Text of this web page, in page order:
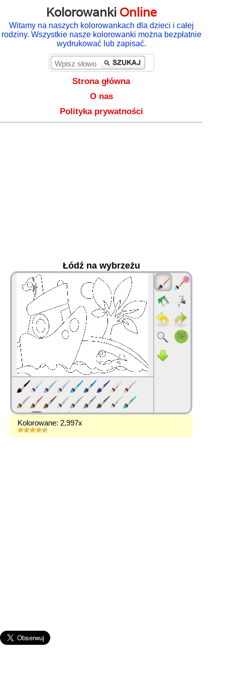
Kolorowanki Online
Witamy na naszych kolorowankach dla dzieci i całej
rodziny. Wszystkie nasze kolorowanki można bezpłatnie
wydrukować lub zapisać.
Strona główna
O nas
Polityka prywatności
Łódź na wybrzeżu
Kolorowane: 2,997x